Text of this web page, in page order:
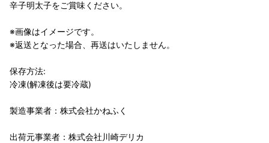
辛子明太子をご賞味ください。
※画像はイメージです。
※返送となった場合、再送はいたしません。
保存方法:
冷凍(解凍後は要冷蔵)
製造事業者：株式会社かねふく
出荷元事業者：株式会社川崎デリカ